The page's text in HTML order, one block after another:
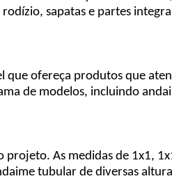
sapatas e partes
ofereça produtos que
de modelos, incluindo
As medidas de 1x1,
tubular de diversas